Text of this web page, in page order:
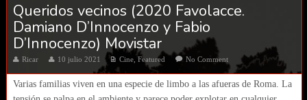
Queridos vecinos (2020 Favolacce.
Damiano D’Innocenzo y Fabio
D’Innocenzo) Movistar
Ricar 10 julio 2021 Cine, Featured No Comment
Varias familias viven en una especie de limbo a las afueras de Roma. La